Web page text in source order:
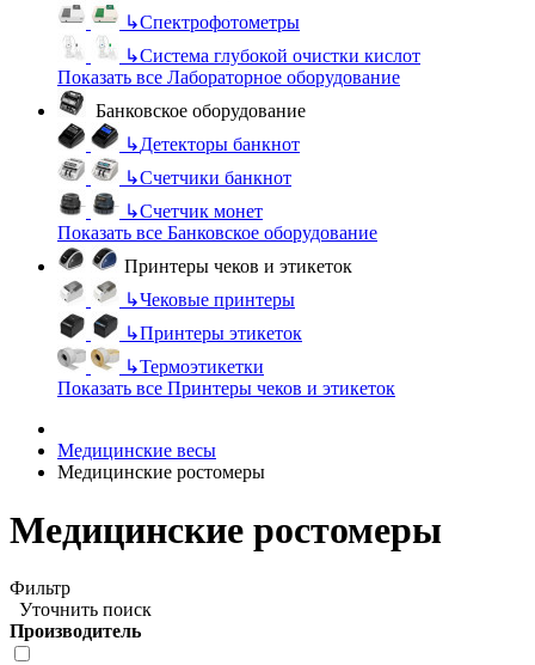
↳Спектрофотометры
↳Система глубокой очистки кислот
Показать все Лабораторное оборудование
Банковское оборудование
↳Детекторы банкнот
↳Счетчики банкнот
↳Счетчик монет
Показать все Банковское оборудование
Принтеры чеков и этикеток
↳Чековые принтеры
↳Принтеры этикеток
↳Термоэтикетки
Показать все Принтеры чеков и этикеток
Медицинские весы
Медицинские ростомеры
Медицинские ростомеры
Фильтр
Уточнить поиск
Производитель